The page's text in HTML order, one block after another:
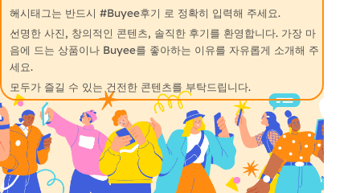
해시태그는 반드시 #Buyee후기 로 정확히 입력해 주세요.
선명한 사진, 창의적인 콘텐츠, 솔직한 후기를 환영합니다. 가장 마
음에 드는 상품이나 Buyee를 좋아하는 이유를 자유롭게 소개해 주
세요.
모두가 즐길 수 있는 건전한 콘텐츠를 부탁드립니다.